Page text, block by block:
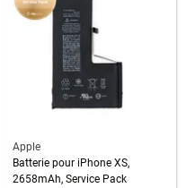
Apple
Batterie pour iPhone XS,
2658mAh, Service Pack